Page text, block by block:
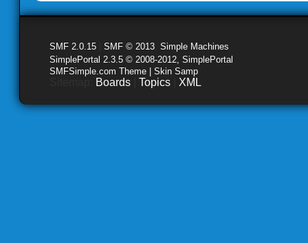
SMF 2.0.15 SMF © 2013 Simple Machines
SimplePortal 2.3.5 © 2008-2012, SimplePortal
SMFSimple.com Theme | Skin Samp
Boards Topics XML